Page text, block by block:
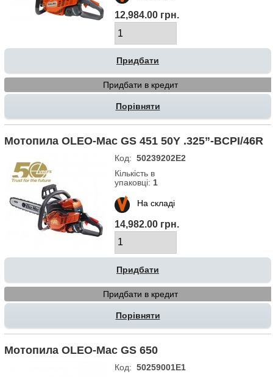
12,984.00 грн.
Придбати в кредит
Порівняти
Мотопила OLEO-Маc GS 451 50Y .325”-BCPI/46R
Код: 50239202E2
Кількість в
упаковці: 1
На складі
14,982.00 грн.
Придбати в кредит
Порівняти
Мотопила OLEO-Маc GS 650
Код: 50259001E1